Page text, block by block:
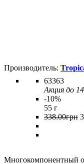
63363
Акция до
-10%
55 г
338.00грн
Многокомпонентный